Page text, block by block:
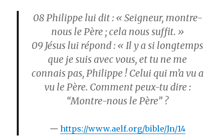
08Philippe lui dit : « Seigneur, montre-
nous le Père ; cela nous suffit. »
09 Jésus lui répond : « Il y a si longtemps
que je suis avec vous, et tu ne me
connais pas, Philippe ! Celui qui m’a vu a
vu le Père. Comment peux-tu dire :
“Montre-nous le Père” ?
https://www.aelf.org/bible/Jn/14